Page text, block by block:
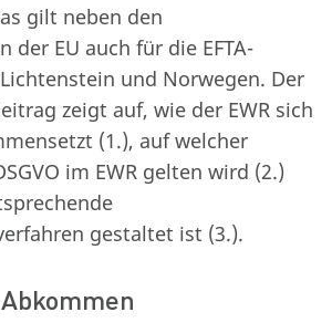
gilt neben den
der EU auch für die EFTA-
und Norwegen. Der
zeigt auf, wie der EWR sich
(1.), auf welcher
im EWR gelten wird (2.)
gestaltet ist (3.).